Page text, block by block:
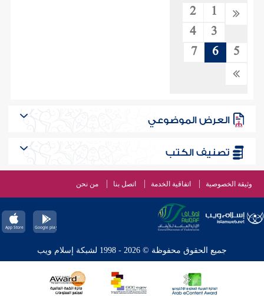
1
2
3
4
5
6
7
العرض الموضوعي
تصنيف الكتب
وثيقة الخصوصية اتفاقية الخدمة اتصل بنا من نحن
جميع الحقوق محفوظة © 2026 - 1998 لشبكة إسلام ويب